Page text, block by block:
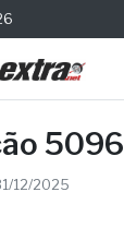
5096
12/2025